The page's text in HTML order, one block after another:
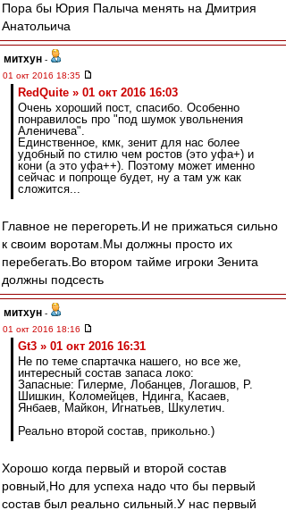
Пора бы Юрия Палыча менять на Дмитрия
Анатольича
митхун -
01 окт 2016 18:35
RedQuite » 01 окт 2016 16:03
Очень хороший пост, спасибо. Особенно
понравилось про "под шумок увольнения
Аленичева".
Единственное, кмк, зенит для нас более
удобный по стилю чем ростов (это уфа+) и
кони (а это уфа++). Поэтому может именно
сейчас и попроще будет, ну а там уж как
сложится...
Главное не перегореть.И не прижаться сильно
к своим воротам.Мы должны просто их
перебегать.Во втором тайме игроки Зенита
должны подсесть
митхун -
01 окт 2016 18:16
Gt3 » 01 окт 2016 16:31
Не по теме спартачка нашего, но все же,
интересный состав запаса локо:
Запасные: Гилерме, Лобанцев, Логашов, Р.
Шишкин, Коломейцев, Ндинга, Касаев,
Янбаев, Майкон, Игнатьев, Шкулетич.
Реально второй состав, прикольно.)
Хорошо когда первый и второй состав
ровный,Но для успеха надо что бы первый
состав был реально сильный.У нас первый